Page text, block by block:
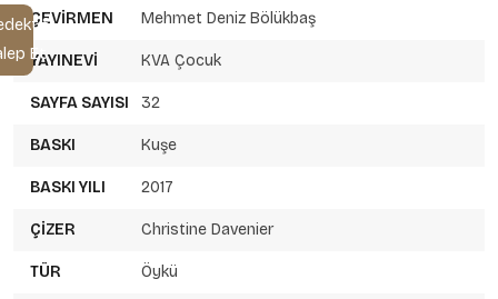
ÇEVIRMEN Mehmet Deniz Bölükbaş
YAYINEVI KVA Çocuk
SAYFA SAYISI 32
BASKI Kuşe
BASKI YILI 2017
ÇIZER Christine Davenier
TÜR Öykü
Et